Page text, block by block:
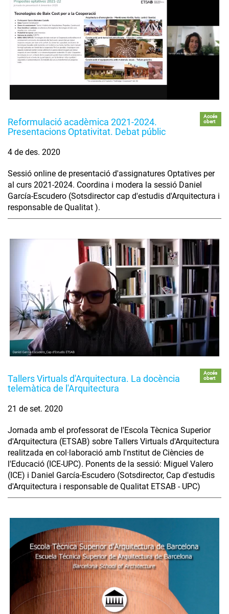
Reformulació acadèmica 2021-2024.
Presentacions Optativitat. Debat públic
Accés
obert
4 de des. 2020
Sessió online de presentació d'assignatures Optatives per
al curs 2021-2024. Coordina i modera la sessió Daniel
García-Escudero (Sotsdirector cap d'estudis d'Arquitectura i
responsable de Qualitat ).
Tallers Virtuals d'Arquitectura. La docència
telemàtica de l'Arquitectura
Accés
obert
21 de set. 2020
Jornada amb el professorat de l'Escola Tècnica Superior
d'Arquitectura (ETSAB) sobre Tallers Virtuals d'Arquitectura
realitzada en col·laboració amb l'nstitut de Ciències de
l'Educació (ICE-UPC). Ponents de la sessió: Miguel Valero
(ICE) i Daniel García-Escudero (Sotsdirector, Cap d'estudis
d'Arquitectura i responsable de Qualitat ETSAB - UPC)